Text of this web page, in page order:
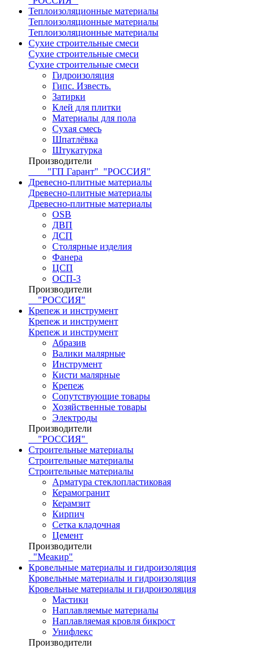
Теплоизоляционные материалы
Теплоизоляционные материалы
Теплоизоляционные материалы
Сухие строительные смеси
Сухие строительные смеси
Сухие строительные смеси
Гидроизоляция
Гипс. Известь.
Затирки
Клей для плитки
Материалы для пола
Сухая смесь
Шпатлёвка
Штукатурка
Производители
"ГП Гарант" "РОССИЯ"
Древесно-плитные материалы
Древесно-плитные материалы
Древесно-плитные материалы
OSB
ДВП
ДСП
Столярные изделия
Фанера
ЦСП
ОСП-3
Производители
"РОССИЯ"
Крепеж и инструмент
Крепеж и инструмент
Крепеж и инструмент
Абразив
Валики малярные
Инструмент
Кисти малярные
Крепеж
Сопутствующие товары
Хозяйственные товары
Электроды
Производители
"РОССИЯ"
Строительные материалы
Строительные материалы
Строительные материалы
Арматура стеклопластиковая
Керамогранит
Керамзит
Кирпич
Сетка кладочная
Цемент
Производители
"Меакир"
Кровельные материалы и гидроизоляция
Кровельные материалы и гидроизоляция
Кровельные материалы и гидроизоляция
Мастики
Наплавляемые материалы
Наплавляемая кровля бикрост
Унифлекс
Производители